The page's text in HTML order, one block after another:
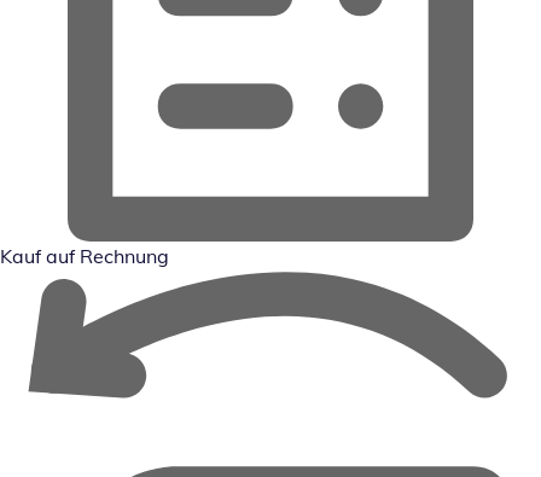
Kauf auf Rechnung